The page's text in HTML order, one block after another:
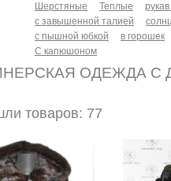
Шерстяные
Теплые
с завышенной талией
с пышной юбкой
в горошек
С капюшоном
ОДЕЖДА С
товаров: 77